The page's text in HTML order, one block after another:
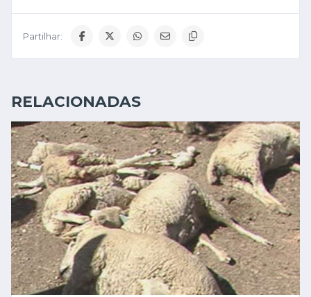
Partilhar:
RELACIONADAS